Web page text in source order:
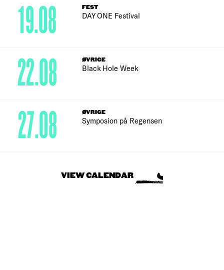
FEST
DAY ONE Festival
19.08
ØVRIGE
Black Hole Week
22.08
ØVRIGE
Symposion på Regensen
27.08
VIEW CALENDAR